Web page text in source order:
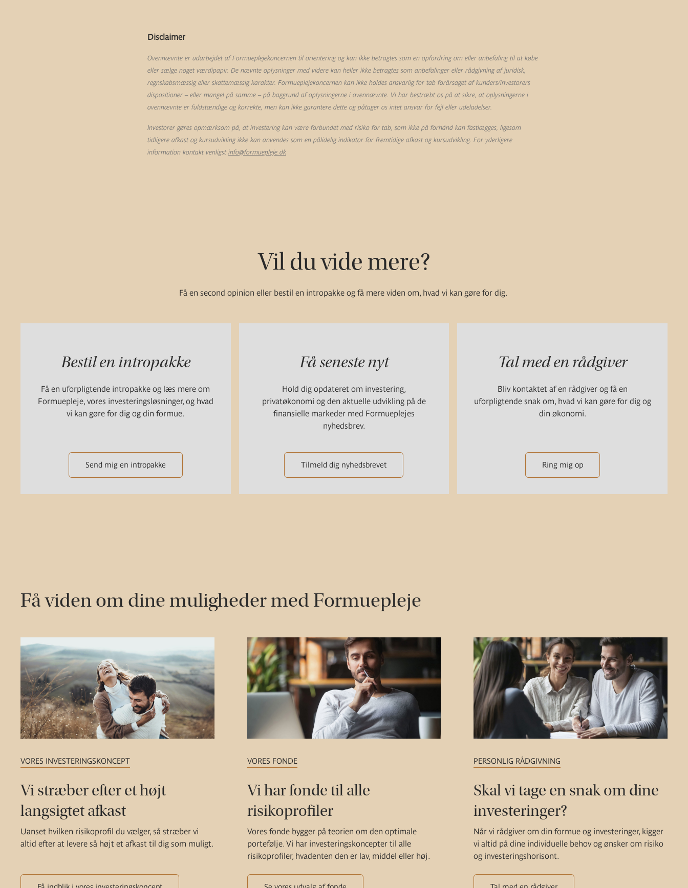
Disclaimer
Ovennævnte er udarbejdet af Formueplejekoncernen til orientering og kan ikke betragtes som en opfordring om eller anbefaling til at købe
eller sælge noget værdipapir. De nævnte oplysninger med videre kan heller ikke betragtes som anbefalinger eller rådgivning af juridisk,
regnskabsmæssig eller skattemæssig karakter. Formueplejekoncernen kan ikke holdes ansvarlig for tab forårsaget af kunders/investorers
dispositioner – eller mangel på samme – på baggrund af oplysningerne i ovennævnte. Vi har bestræbt os på at sikre, at oplysningerne i
ovennævnte er fuldstændige og korrekte, men kan ikke garantere dette og påtager os intet ansvar for fejl eller udeladelser.
Investorer gøres opmærksom på, at investering kan være forbundet med risiko for tab, som ikke på forhånd kan fastlægges, ligesom
tidligere afkast og kursudvikling ikke kan anvendes som en pålidelig indikator for fremtidige afkast og kursudvikling. For yderligere
information kontakt venligst info@formuepleje.dk
Vil du vide mere?
Få en second opinion eller bestil en intropakke og få mere viden om, hvad vi kan gøre for dig.
Bestil en intropakke
Få en uforpligtende intropakke og læs mere om
Formuepleje, vores investeringsløsninger, og hvad
vi kan gøre for dig og din formue.
Send mig en intropakke
Få seneste nyt
Hold dig opdateret om investering,
privatøkonomi og den aktuelle udvikling på de
finansielle markeder med Formueplejes
nyhedsbrev.
Tilmeld dig nyhedsbrevet
Tal med en rådgiver
Bliv kontaktet af en rådgiver og få en
uforpligtende snak om, hvad vi kan gøre for dig og
din økonomi.
Ring mig op
Få viden om dine muligheder med Formuepleje
VORES INVESTERINGSKONCEPT
Vi stræber efter et højt
langsigtet afkast
Uanset hvilken risikoprofil du vælger, så stræber vi
altid efter at levere så højt et afkast til dig som muligt.
VORES FONDE
Vi har fonde til alle
risikoprofiler
Vores fonde bygger på teorien om den optimale
portefølje. Vi har investeringskoncepter til alle
risikoprofiler, hvadenten den er lav, middel eller høj.
PERSONLIG RÅDGIVNING
Skal vi tage en snak om dine
investeringer?
Når vi rådgiver om din formue og investeringer, kigger
vi altid på dine individuelle behov og ønsker om risiko
og investeringshorisont.